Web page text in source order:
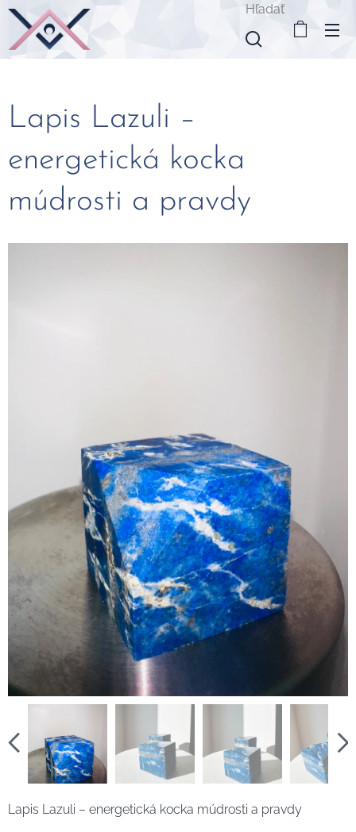
Hľadať
Lapis Lazuli –
energetická kocka
múdrosti a pravdy
Lapis Lazuli – energetická kocka múdrosti a pravdy